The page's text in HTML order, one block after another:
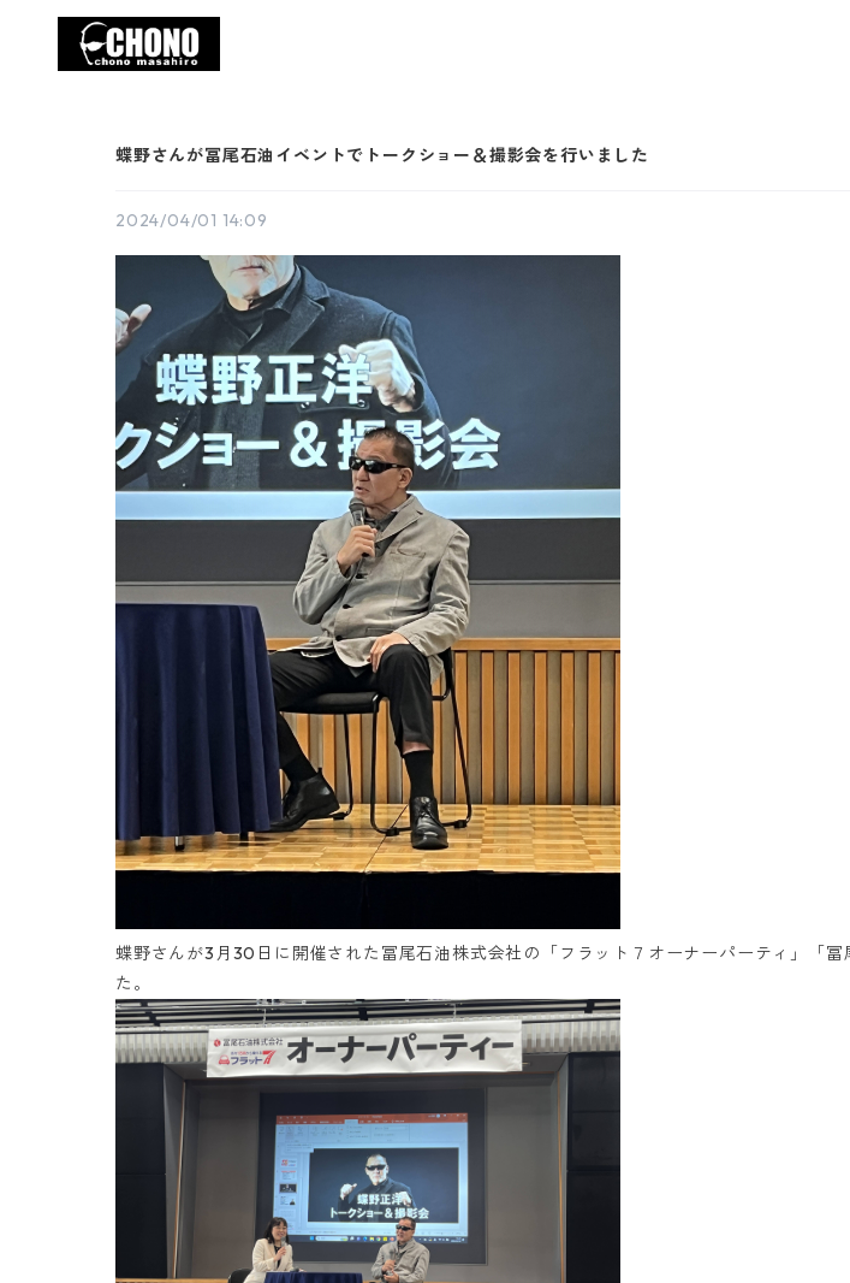
蝶野さんが冨尾石油イベントでトークショー＆撮影会を行いました
2024/04/01 14:09
蝶野さんが3月30日に開催された冨尾石油株式会社の「フラット７オーナーパーティ」「
た。